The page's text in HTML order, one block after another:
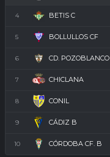
4 BETIS C
5 BOLLULLOS CF
6 CD. POZOBLANCO
7 CHICLANA
8 CONIL
9 CÁDIZ B
10 CÓRDOBA CF. B